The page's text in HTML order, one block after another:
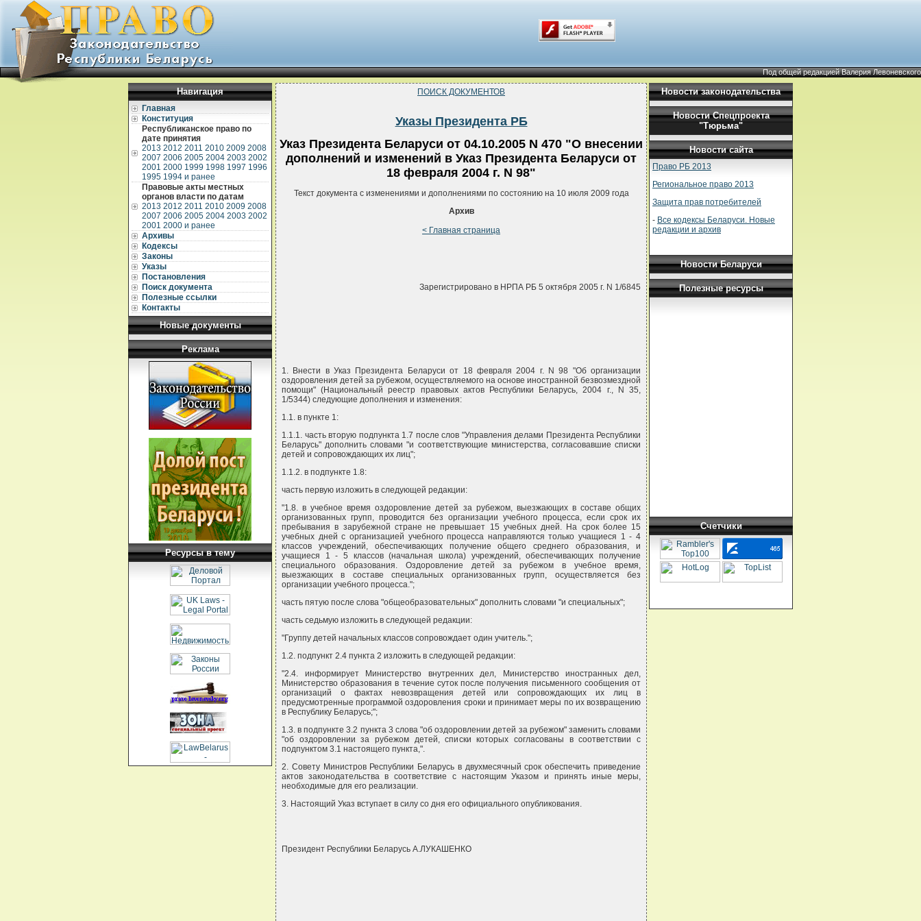
Под общей редакцией Валерия Левоневского
Навигация
Главная
Конституция
Республиканское право по
дате принятия
2013 2012 2011 2010 2009 2008
2007 2006 2005 2004 2003 2002
2001 2000 1999 1998 1997 1996
1995 1994 и ранее
Правовые акты местных
органов власти по датам
2013 2012 2011 2010 2009 2008
2007 2006 2005 2004 2003 2002
2001 2000 и ранее
Архивы
Кодексы
Законы
Указы
Постановления
Поиск документа
Полезные ссылки
Контакты
Новые документы
Реклама
Ресурсы в тему
ПОИСК ДОКУМЕНТОВ
Указы Президента РБ
Указ Президента Беларуси от 04.10.2005 N 470 "О внесении
дополнений и изменений в Указ Президента Беларуси от
18 февраля 2004 г. N 98"
Текст документа с изменениями и дополнениями по состоянию на 10 июля 2009 года
Архив
< Главная страница
Зарегистрировано в НРПА РБ 5 октября 2005 г. N 1/6845
1. Внести в Указ Президента Беларуси от 18 февраля 2004 г. N 98 "Об организации
оздоровления детей за рубежом, осуществляемого на основе иностранной безвозмездной
помощи" (Национальный реестр правовых актов Республики Беларусь, 2004 г., N 35,
1/5344) следующие дополнения и изменения:
1.1. в пункте 1:
1.1.1. часть вторую подпункта 1.7 после слов "Управления делами Президента Республики
Беларусь" дополнить словами "и соответствующие министерства, согласовавшие списки
детей и сопровождающих их лиц";
1.1.2. в подпункте 1.8:
часть первую изложить в следующей редакции:
"1.8. в учебное время оздоровление детей за рубежом, выезжающих в составе общих
организованных групп, проводится без организации учебного процесса, если срок их
пребывания в зарубежной стране не превышает 15 учебных дней. На срок более 15
учебных дней с организацией учебного процесса направляются только учащиеся 1 - 4
классов учреждений, обеспечивающих получение общего среднего образования, и
учащиеся 1 - 5 классов (начальная школа) учреждений, обеспечивающих получение
специального образования. Оздоровление детей за рубежом в учебное время,
выезжающих в составе специальных организованных групп, осуществляется без
организации учебного процесса.";
часть пятую после слова "общеобразовательных" дополнить словами "и специальных";
часть седьмую изложить в следующей редакции:
"Группу детей начальных классов сопровождает один учитель.";
1.2. подпункт 2.4 пункта 2 изложить в следующей редакции:
"2.4. информирует Министерство внутренних дел, Министерство иностранных дел,
Министерство образования в течение суток после получения письменного сообщения от
организаций о фактах невозвращения детей или сопровождающих их лиц в
предусмотренные программой оздоровления сроки и принимает меры по их возвращению
в Республику Беларусь;";
1.3. в подпункте 3.2 пункта 3 слова "об оздоровлении детей за рубежом" заменить словами
"об оздоровлении за рубежом детей, списки которых согласованы в соответствии с
подпунктом 3.1 настоящего пункта,".
2. Совету Министров Республики Беларусь в двухмесячный срок обеспечить приведение
актов законодательства в соответствие с настоящим Указом и принять иные меры,
необходимые для его реализации.
3. Настоящий Указ вступает в силу со дня его официального опубликования.
Президент Республики Беларусь А.ЛУКАШЕНКО
Новости законодательства
Новости Спецпроекта
"Тюрьма"
Новости сайта
Право РБ 2013
Региональное право 2013
Защита прав потребителей
- Все кодексы Беларуси. Новые
редакции и архив
Новости Беларуси
Полезные ресурсы
Счетчики